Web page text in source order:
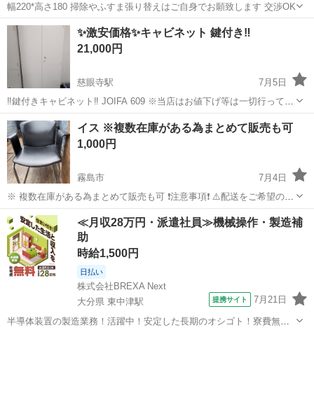
幅220*高さ180 掃除やふすま張り替えはご自身でお願致します 交渉OK
鹿児島 薩摩川内市 川内駅 オフィス用家具 ふすま
✨激安価格✨キャビネット 鍵付き‼️
21,000円
慈眼寺駅
7月5日
‼️鍵付きキャビネット‼️ JOIFA 609 ※当店はお値下げ等は一切行ってお
りません。 表示の価格でご購入される方のみお問い合わせ下さい。
【型番】 ALZ-H36 【サイズ】 高さ 1860 × 幅 880 × ...
鹿児島 鹿児島市 慈眼寺駅 オフィス用家具 価格
イス ※複数在庫がある為まとめて販売も可
1,000円
霧島市
7月4日
※ 複数在庫がある為まとめて販売も可 ❗️注意事項❗️ ⚠️配送をご希望の場
合は別途配送料がかかります⚠️ ※配送料金につきましては、お住まい
の地域や商品の大きさによって異なりますので、メッセージにてお問
い合わせください...
鹿児島 霧島市 オフィス用家具
≪月収28万円・派遣社員≫機械操作・製造補
助
時給1,500円
日払い
株式会社BREXA Next
大分県 東中津駅
提携サイト 7月21日
半導体装置の製造業務！活躍中！安定した長期のオシゴト！寮費無料